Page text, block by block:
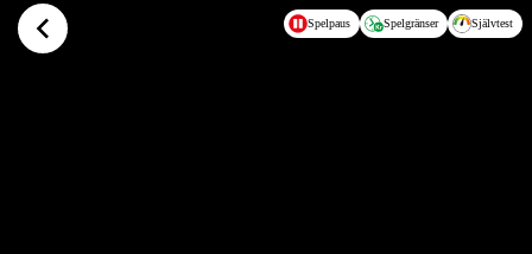
Hoppa till huvudinnehållet Spelpaus Spelgränser Självtest